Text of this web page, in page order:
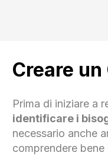
Creare
Prima di iniziare a
identificare i
necessario anche
comprendere